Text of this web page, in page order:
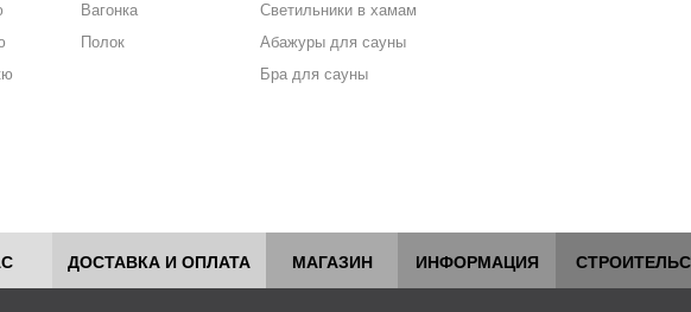
Вагонка
Полок
Светильники в хамам
Абажуры для сауны
Бра для сауны
ДОСТАВКА И ОПЛАТА МАГАЗИН ИНФОРМАЦИЯ